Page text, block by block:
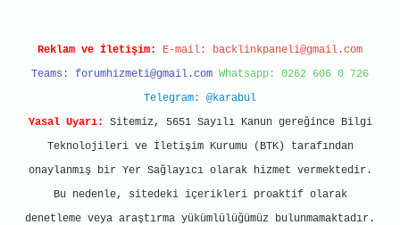
Reklam ve İletişim: E-mail: backlinkpaneli@gmail.com
Teams: forumhizmeti@gmail.com Whatsapp: 0262 606 0 726
Telegram: @karabul
Yasal Uyarı:
Sitemiz, 5651 Sayılı Kanun gereğince Bilgi
Teknolojileri ve İletişim Kurumu (BTK) tarafından
onaylanmış bir Yer Sağlayıcı olarak hizmet vermektedir.
Bu nedenle, sitedeki içerikleri proaktif olarak
denetleme veya araştırma yükümlülüğümüz bulunmamaktadır.